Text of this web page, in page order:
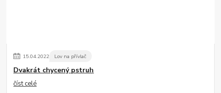
15.04.2022 Lov na přívlač
Dvakrát chycený pstruh
číst celé